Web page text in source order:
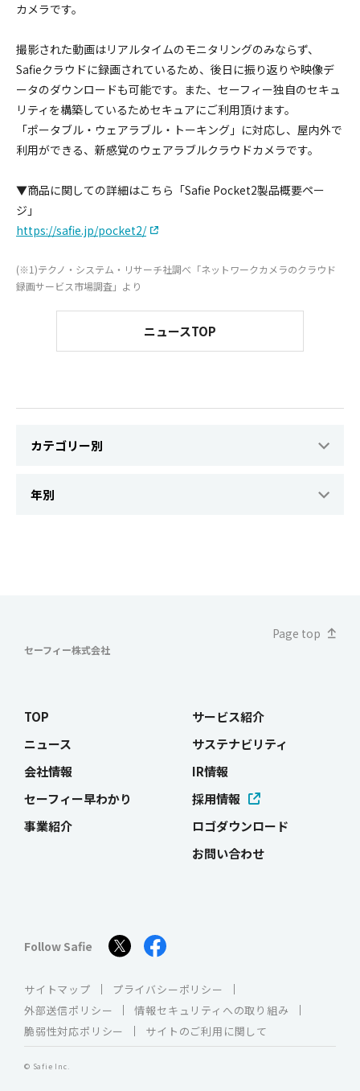
カメラです。
撮影された動画はリアルタイムのモニタリングのみならず、
Safieクラウドに録画されているため、後日に振り返りや映像デ
ータのダウンロードも可能です。また、セーフィー独自のセキュ
リティを構築しているためセキュアにご利用頂けます。
「ポータブル・ウェアラブル・トーキング」に対応し、屋内外で
利用ができる、新感覚のウェアラブルクラウドカメラです。
▼商品に関しての詳細はこちら「Safie Pocket2製品概要ペー
ジ」
https://safie.jp/pocket2/
(※1)テクノ・システム・リサーチ社調べ「ネットワークカメラのクラウド
録画サービス市場調査」より
ニュースTOP
セーフィー株式会社
Page top
TOP
ニュース
会社情報
セーフィー早わかり
事業紹介
サービス紹介
サステナビリティ
IR情報
採用情報
ロゴダウンロード
お問い合わせ
Follow Safie
サイトマップ
プライバシーポリシー
外部送信ポリシー
情報セキュリティへの取り組み
脆弱性対応ポリシー
サイトのご利用に関して
© Safie Inc.